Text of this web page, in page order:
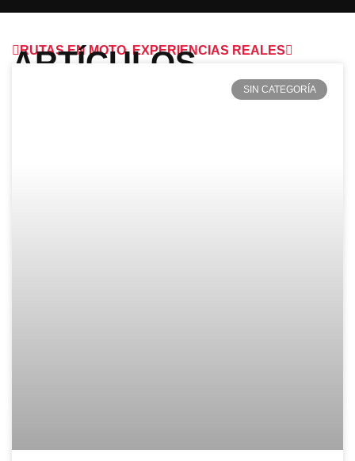
RUTAS EN MOTO. EXPERIENCIAS REALES
ARTÍCULOS
SIN CATEGORÍA